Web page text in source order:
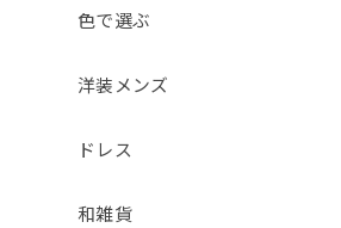
色で選ぶ
洋装メンズ
ドレス
和雑貨